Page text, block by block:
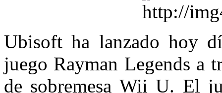
Ubisoft ha lanzado hoy
juego Rayman Legends a
de sobremesa Wii U. El